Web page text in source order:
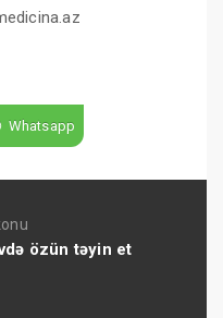
Whatsapp
özün təyin et